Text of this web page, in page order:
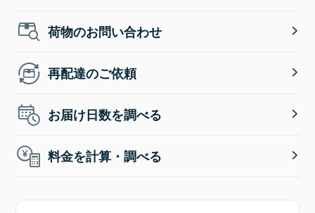
荷物のお問い合わせ
再配達のご依頼
お届け日数を調べる
料金を計算・調べる